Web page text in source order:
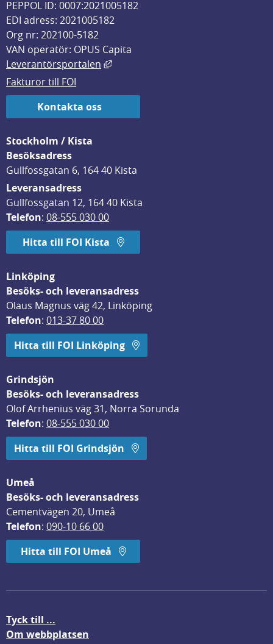
PEPPOL ID: 0007:2021005182
EDI adress: 2021005182
Org nr: 202100-5182
VAN operatör: OPUS Capita
Leverantörsportalen
Länk till annan webbplats, öppnas
Fakturor till FOI
Kontakta oss
Stockholm / Kista
Besöksadress
Gullfossgatan 6, 164 40 Kista
Leveransadress
Gullfossgatan 12, 164 40 Kista
Telefon: 08-555 030 00
Hitta till FOI Kista
Linköping
Besöks- och leveransadress
Olaus Magnus väg 42, Linköping
Telefon: 013-37 80 00
Hitta till FOI Linköping
Grindsjön
Besöks- och leveransadress
Olof Arrhenius väg 31, Norra Sorunda
Telefon: 08-555 030 00
Hitta till FOI Grindsjön
Umeå
Besöks- och leveransadress
Cementvägen 20, Umeå
Telefon: 090-10 66 00
Hitta till FOI Umeå
Tyck till ...
Om webbplatsen